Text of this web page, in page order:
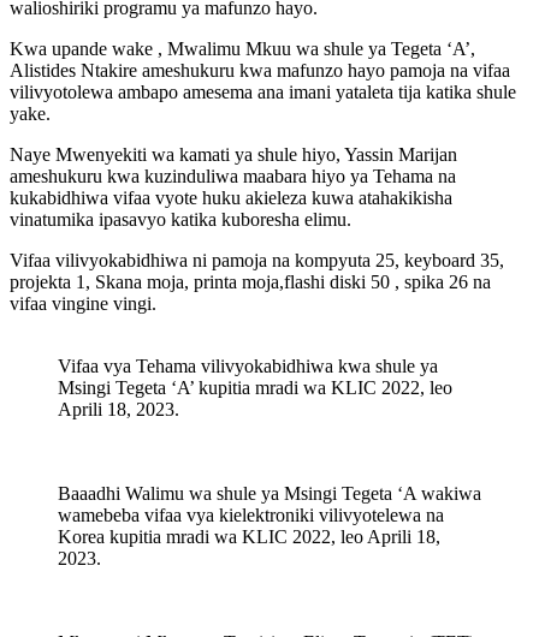
walioshiriki programu ya mafunzo hayo.
Kwa upande wake , Mwalimu Mkuu wa shule ya Tegeta ‘A’,
Alistides Ntakire ameshukuru kwa mafunzo hayo pamoja na vifaa
vilivyotolewa ambapo amesema ana imani yataleta tija katika shule
yake.
Naye Mwenyekiti wa kamati ya shule hiyo, Yassin Marijan
ameshukuru kwa kuzinduliwa maabara hiyo ya Tehama na
kukabidhiwa vifaa vyote huku akieleza kuwa atahakikisha
vinatumika ipasavyo katika kuboresha elimu.
Vifaa vilivyokabidhiwa ni pamoja na kompyuta 25, keyboard 35,
projekta 1, Skana moja, printa moja,flashi diski 50 , spika 26 na
vifaa vingine vingi.
Vifaa vya Tehama vilivyokabidhiwa kwa shule ya
Msingi Tegeta ‘A’ kupitia mradi wa KLIC 2022, leo
Aprili 18, 2023.
Baaadhi Walimu wa shule ya Msingi Tegeta ‘A wakiwa
wamebeba vifaa vya kielektroniki vilivyotelewa na
Korea kupitia mradi wa KLIC 2022, leo Aprili 18,
2023.